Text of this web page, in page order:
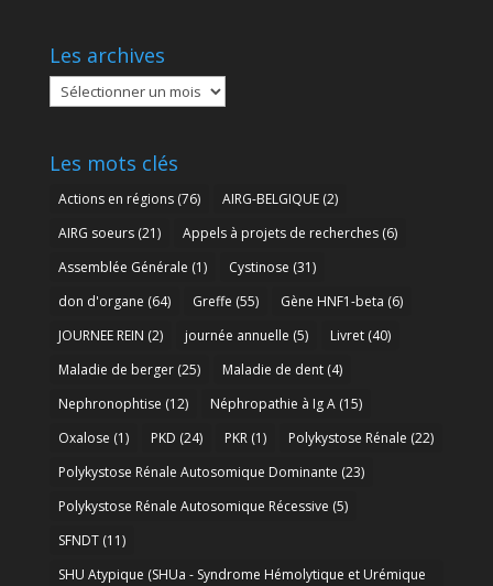
Les archives
Les
archives
Les mots clés
Actions en régions(76) AIRG-BELGIQUE(2)
AIRG soeurs(21) Appels à projets de recherches(6)
Assemblée Générale (1) Cystinose (31)
don d'organe (64) Greffe (55) Gène HNF1-beta (6)
JOURNEE REIN (2) journée annuelle (5) Livret(40)
Maladie de berger(25) Maladie de dent(4)
Nephronophtise (12) Néphropathie à Ig A(15)
Oxalose (1) PKD (24) PKR(1) Polykystose Rénale (22)
Polykystose Rénale Autosomique Dominante (23)
Polykystose Rénale Autosomique Récessive (5)
SFNDT(11)
SHU Atypique (SHUa - Syndrome Hémolytique et Urémique